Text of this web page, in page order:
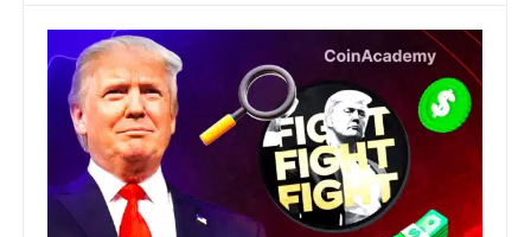
Qu’est-ce que le projet crypto Official Trump Meme